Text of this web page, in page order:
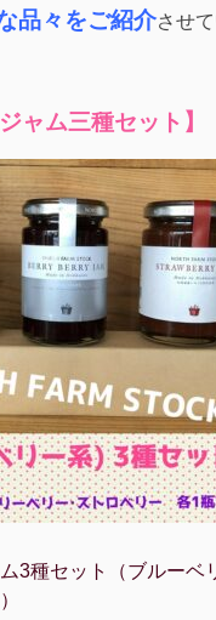
品々をご紹介させ
ャム三種セット】
3種セット（ブルーベ